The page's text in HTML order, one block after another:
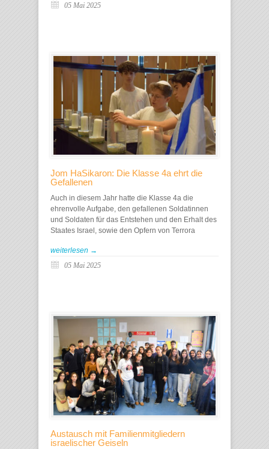
05 Mai 2025
Jom HaSikaron: Die Klasse 4a ehrt die
Gefallenen
Auch in diesem Jahr hatte die Klasse 4a die
ehrenvolle Aufgabe, den gefallenen Soldatinnen
und Soldaten für das Entstehen und den Erhalt des
Staates Israel, sowie den Opfern von Terrora
weiterlesen →
05 Mai 2025
Austausch mit Familienmitgliedern
israelischer Geiseln